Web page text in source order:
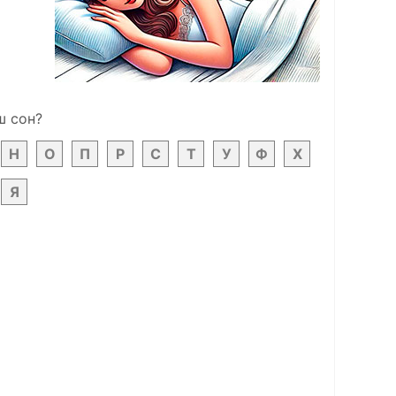
сон?
Н
О П Р С Т У Ф Х
Я